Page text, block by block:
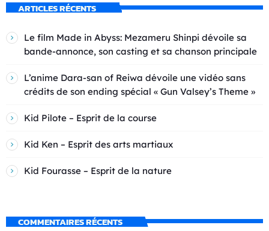
ARTICLES RÉCENTS
Le film Made in Abyss: Mezameru Shinpi dévoile sa
bande-annonce, son casting et sa chanson principale
L’anime Dara-san of Reiwa dévoile une vidéo sans
crédits de son ending spécial « Gun Valsey’s Theme »
Kid Pilote – Esprit de la course
Kid Ken – Esprit des arts martiaux
Kid Fourasse – Esprit de la nature
COMMENTAIRES RÉCENTS